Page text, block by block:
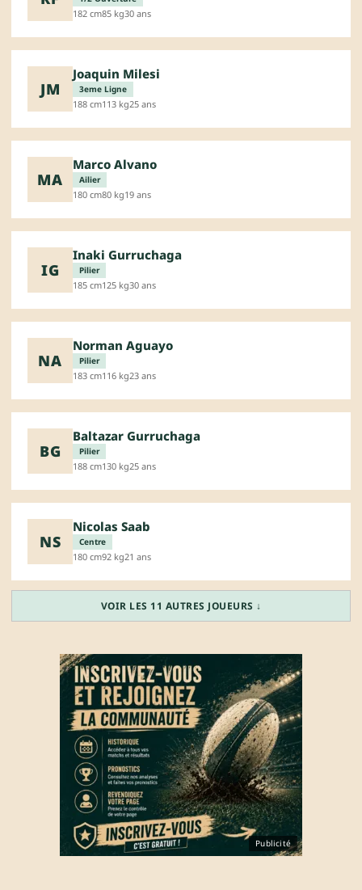
182 cm85 kg30 ans
JM
Joaquin Milesi
3eme Ligne
188 cm113 kg25 ans
MA
Marco Alvano
Ailier
180 cm80 kg19 ans
IG
Inaki Gurruchaga
Pilier
185 cm125 kg30 ans
NA
Norman Aguayo
Pilier
183 cm116 kg23 ans
BG
Baltazar Gurruchaga
Pilier
188 cm130 kg25 ans
NS
Nicolas Saab
Centre
180 cm92 kg21 ans
VOIR LES 11 AUTRES JOUEURS ↓
Publicité